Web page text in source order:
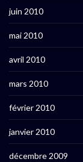
juin 2010
mai 2010
avril 2010
mars 2010
février 2010
janvier 2010
décembre 2009